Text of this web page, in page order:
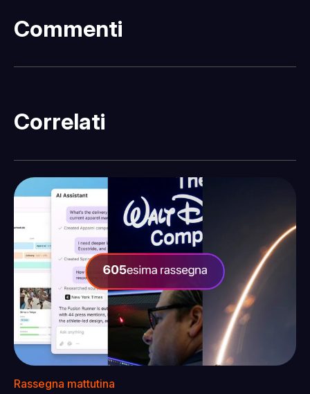
Commenti
Correlati
Rassegna mattutina